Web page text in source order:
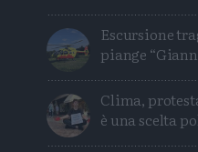
Escursione
piange
Clima,
è una scelta